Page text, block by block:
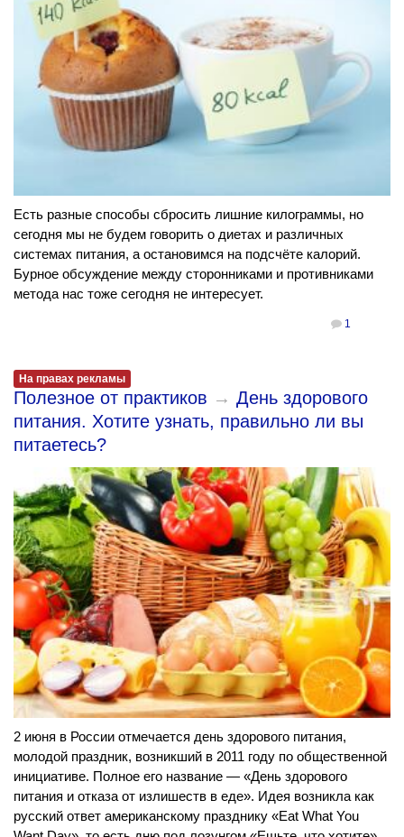
Есть разные способы сбросить лишние килограммы, но
сегодня мы не будем говорить о диетах и различных
системах питания, а остановимся на подсчёте калорий.
Бурное обсуждение между сторонниками и противниками
метода нас тоже сегодня не интересует.
1
На правах рекламы
Полезное от практиков → День здорового
питания. Хотите узнать, правильно ли вы
питаетесь?
2 июня в России отмечается день здорового питания,
молодой праздник, возникший в 2011 году по общественной
инициативе. Полное его название — «День здорового
питания и отказа от излишеств в еде». Идея возникла как
русский ответ американскому празднику «Eat What You